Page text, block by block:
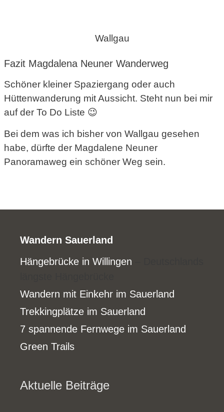
Wallgau
Fazit Magdalena Neuner Wanderweg
Schöner kleiner Spaziergang oder auch
Hüttenwanderung mit Aussicht. Steht nun bei mir
auf der To Do Liste 😉
Bei dem was ich bisher von Wallgau gesehen
habe, dürfte der Magdalene Neuner
Panoramaweg ein schöner Weg sein.
Wandern Sauerland
Hängebrücke in Willingen
Wandern mit Einkehr im Sauerland
Trekkingplätze im Sauerland
7 spannende Fernwege im Sauerland
Green Trails
Aktuelle Beiträge